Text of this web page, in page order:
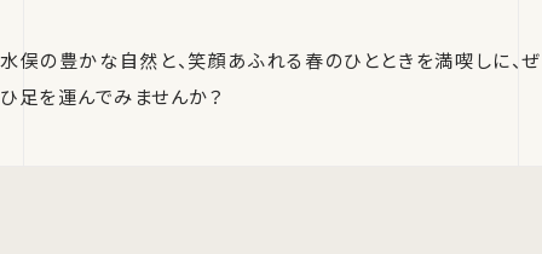
水俣の豊かな自然と、笑顔あふれる春のひとときを満喫しに、ぜ
ひ足を運んでみませんか？